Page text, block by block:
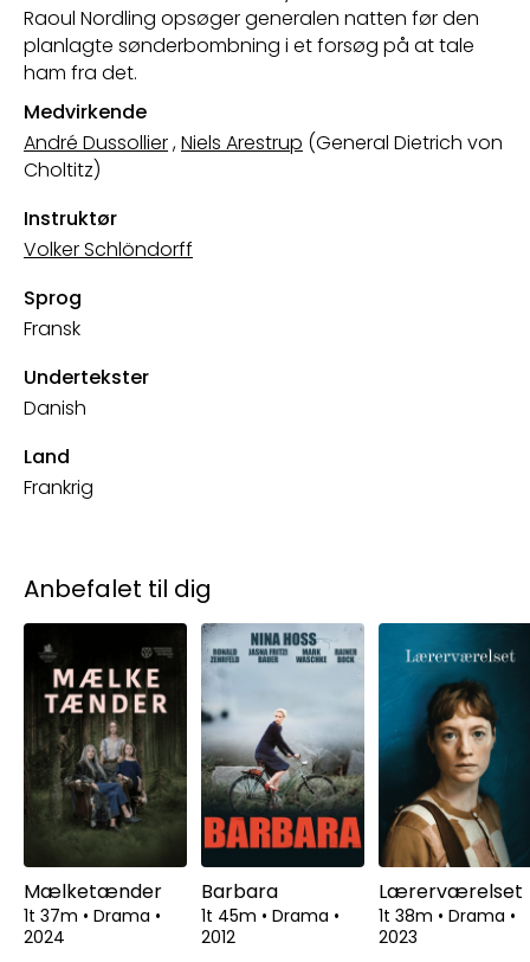
Raoul Nordling opsøger generalen natten før den
planlagte sønderbombning i et forsøg på at tale
ham fra det.
Medvirkende
André Dussollier,Niels Arestrup (General Dietrich von
Choltitz)
Instruktør
Volker Schlöndorff
Sprog
Fransk
Undertekster
Danish
Land
Frankrig
Anbefalet til dig
Mælketænder
1t 37m • Drama •
2024
Barbara
1t 45m • Drama •
2012
Lærerværelset
1t 38m • Drama •
2023